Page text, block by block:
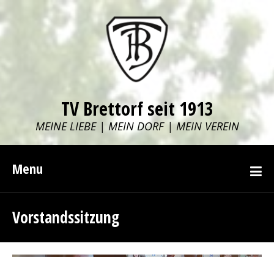
TV Brettorf seit 1913
MEINE LIEBE | MEIN DORF | MEIN VEREIN
Menu
Vorstandssitzung